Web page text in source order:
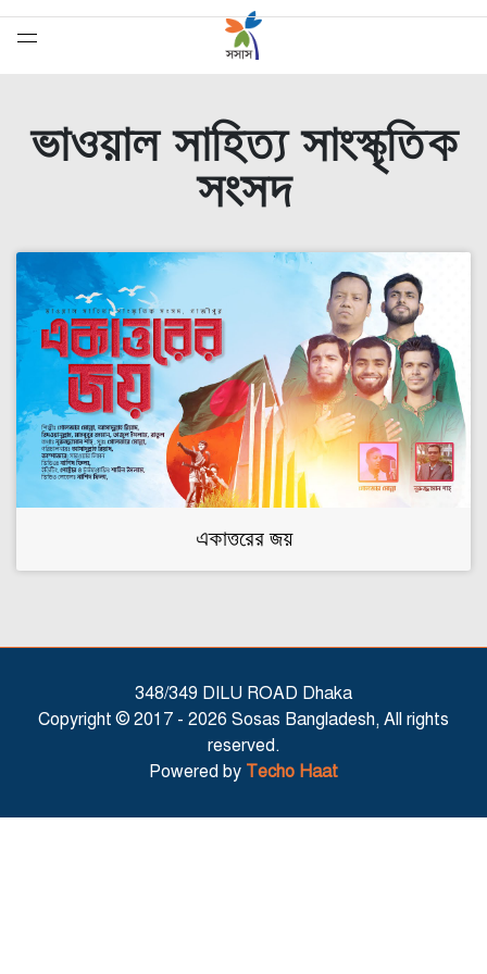
সেরাদের সেরা
ভাওয়াল সাহিত্য সাংস্কৃতিক
সংসদ
একাত্তরের জয়
348/349 DILU ROAD Dhaka
Copyright © 2017 - 2026 Sosas Bangladesh, All rights
reserved.
Powered by Techo Haat